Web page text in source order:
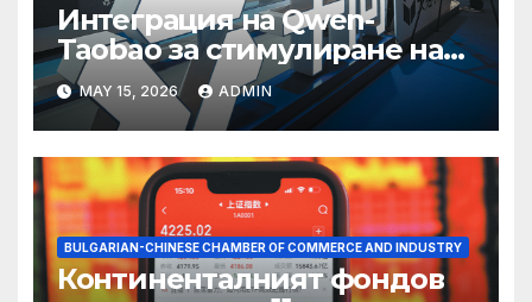
Интеграция на Qwen-
Taobao за стимулиране на
пазаруването 618
MAY 15, 2026 ADMIN
BULGARIAN-CHINESE CHAMBER OF COMMERCE AND INDUSTRY
Континенталният фондов